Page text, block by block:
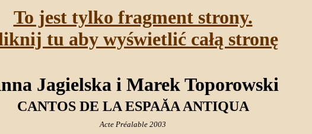
To jest tylko fragment strony.
tu aby wyświetlić całą stronę
Jagielska i Marek Toporowski
CANTOS DE LA ESPAĂA ANTIQUA
Acte Préalable 2003